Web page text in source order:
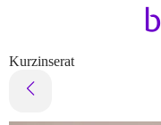
Kurzinserat